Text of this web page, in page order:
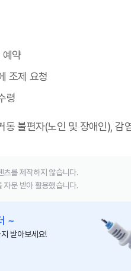
예약
조제 요청
령
불편자(노인 및 장애인), 감
츠를 제작하지 않습니다.
자문 받아 활용했습니다.
~
받아보세요!